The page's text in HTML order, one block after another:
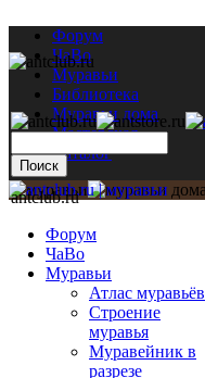
Форум
ЧаВо
Муравьи
Библиотека
Муравьи дома
Мастерская
Каталог
antclub.ru
Форум
ЧаВо
Муравьи
Атлас муравьёв
Строение
муравья
Муравейник в
разрезе